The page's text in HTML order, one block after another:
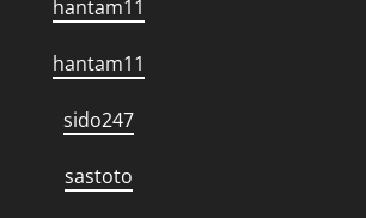
hantam11
hantam11
sido247
sastoto